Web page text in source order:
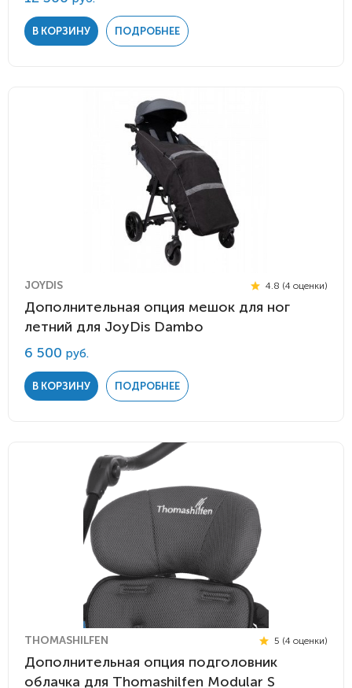
В КОРЗИНУ ПОДРОБНЕЕ
JOYDIS 4.8 (4 оценки)
Дополнительная опция мешок для ног
летний для JoyDis Dambo
6 500 руб.
В КОРЗИНУ ПОДРОБНЕЕ
THOMASHILFEN 5 (4 оценки)
Дополнительная опция подголовник
облачка для Thomashilfen Modular S